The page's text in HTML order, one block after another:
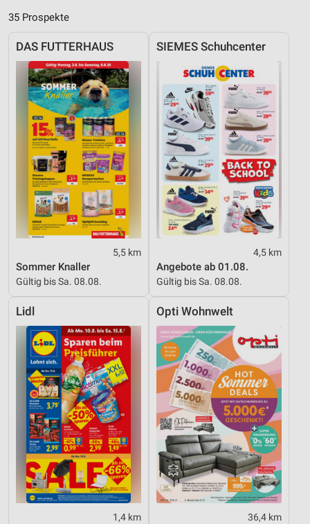
35 Prospekte
DAS FUTTERHAUS
5,5 km
Sommer Knaller
Gültig bis Sa. 08.08.
SIEMES Schuhcenter
4,5 km
Angebote ab 01.08.
Gültig bis Sa. 08.08.
Lidl
1,4 km
Opti Wohnwelt
36,4 km